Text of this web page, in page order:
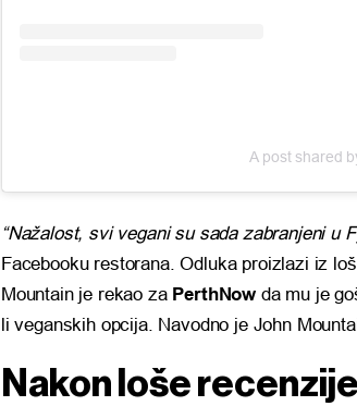
A post shared
“Nažalost, svi vegani su sada zabranjeni u
Facebooku restorana. Odluka proizlazi iz
Mountain je rekao za PerthNow da mu je
li veganskih opcija. Navodno je John
Nakon loše